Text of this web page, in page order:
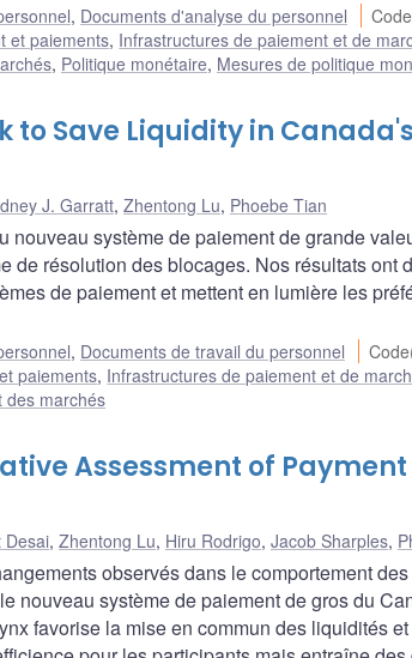
, Documents d'analyse du personnel
et paiements, Infrastructures de paiement et de
, Politique monétaire, Mesures de politique
to Save Liquidity in
J. Garratt, Zhentong Lu, Phoebe Tian
nouveau système de paiement de grande
de résolution des blocages. Nos résultats ont
de paiement et mettent en lumière les
, Documents de travail du personnel
paiements, Infrastructures de paiement et de
des marchés
Assessment of
Desai, Zhentong Lu, Hiru Rodrigo, Jacob Sharples,
observés dans le comportement
nouveau système de paiement de gros du
favorise la mise en commun des liquidités